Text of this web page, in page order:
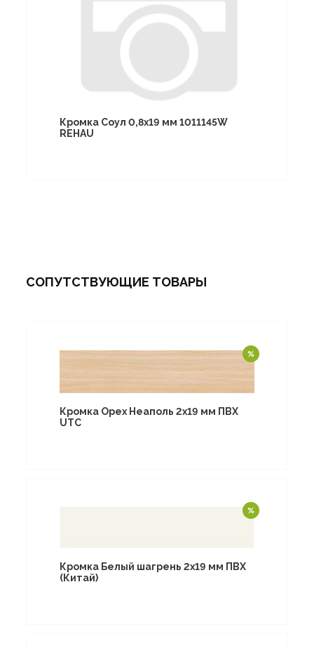
Кромка Соул 0,8х19 мм 1011145W
REHAU
СОПУТСТВУЮЩИЕ ТОВАРЫ
Кромка Орех Неаполь 2х19 мм ПВХ
UTC
Кромка Белый шагрень 2х19 мм ПВХ
(Китай)